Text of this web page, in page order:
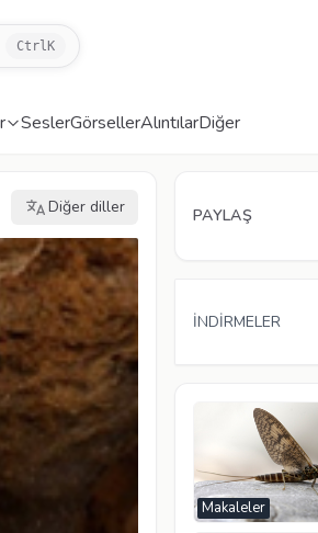
Ctrl K
SeslerGörsellerAlıntılarDiğer
Diğer diller PAYLAŞ
İNDİRMELER
Makaleler